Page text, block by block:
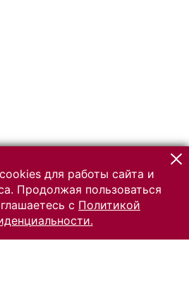
для работы сайта и
Продолжая пользоваться
с Политикой